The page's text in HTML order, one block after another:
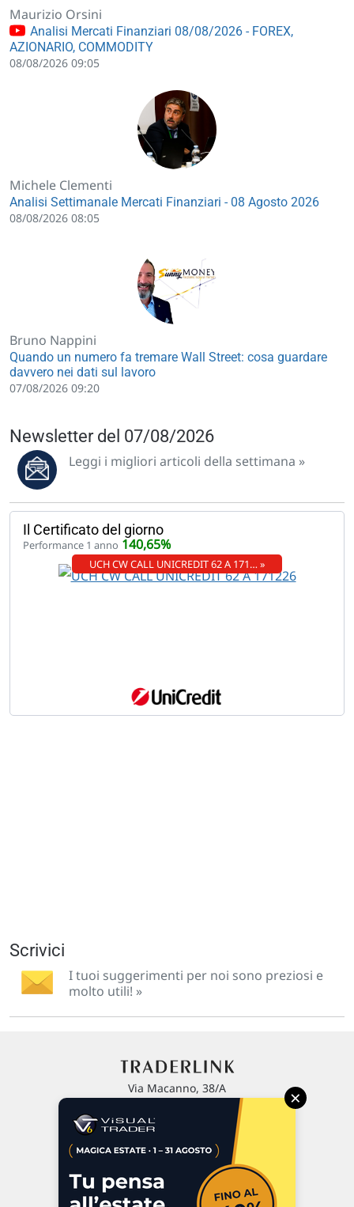
Maurizio Orsini
Analisi Mercati Finanziari 08/08/2026 - FOREX,
AZIONARIO, COMMODITY
08/08/2026 09:05
Michele Clementi
Analisi Settimanale Mercati Finanziari - 08 Agosto 2026
08/08/2026 08:05
Bruno Nappini
Quando un numero fa tremare Wall Street: cosa guardare
davvero nei dati sul lavoro
07/08/2026 09:20
Newsletter del 07/08/2026
Leggi i migliori articoli della settimana »
Il Certificato del giorno
Performance 1 anno 140,65%
UCH CW CALL UNICREDIT 62 A 171… »
Scrivici
I tuoi suggerimenti per noi sono preziosi e
molto utili! »
Via Macanno, 38/A
P.IVA 02 452 460 401
Commenti e segnalazioni
×